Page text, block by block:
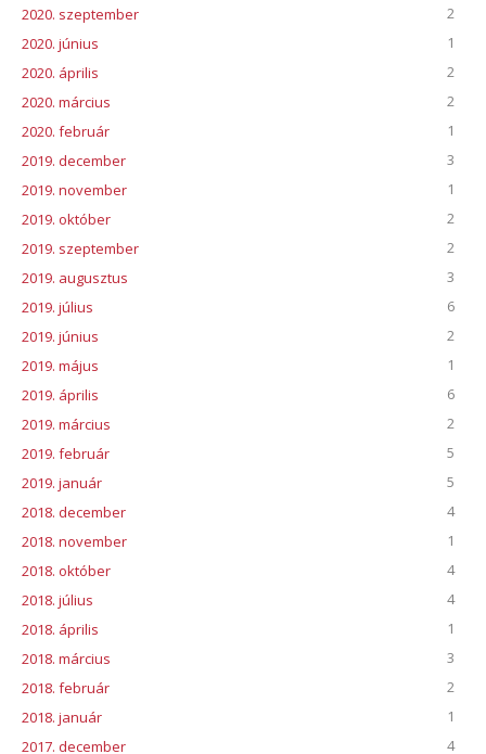
2020. szeptember
2
2020. június
1
2020. április
2
2020. március
2
2020. február
1
2019. december
3
2019. november
1
2019. október
2
2019. szeptember
2
2019. augusztus
3
2019. július
6
2019. június
2
2019. május
1
2019. április
6
2019. március
2
2019. február
5
2019. január
5
2018. december
4
2018. november
1
2018. október
4
2018. július
4
2018. április
1
2018. március
3
2018. február
2
2018. január
1
2017. december
4